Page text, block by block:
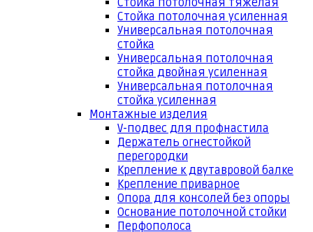
Стойка потолочная тяжелая
Стойка потолочная усиленная
Универсальная потолочная
стойка
Универсальная потолочная
стойка двойная усиленная
Универсальная потолочная
стойка усиленная
Монтажные изделия
V-подвес для профнастила
Держатель огнестойкой
перегородки
Крепление к двутавровой балке
Крепление приварное
Опора для консолей без опоры
Основание потолочной стойки
Перфополоса